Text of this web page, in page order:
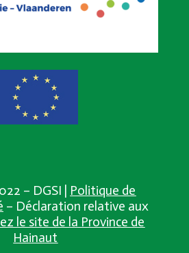
– DGSI | Politique de
– Déclaration relative aux
le site de la Province de
Hainaut